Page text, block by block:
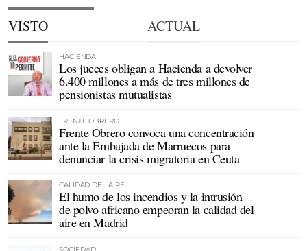
VISTO ACTUAL
HACIENDA
Los jueces obligan a Hacienda a devolver
6.400 millones a más de tres millones de
pensionistas mutualistas
FRENTE OBRERO
Frente Obrero convoca una concentración
ante la Embajada de Marruecos para
denunciar la crisis migratoria en Ceuta
CALIDAD DEL AIRE
El humo de los incendios y la intrusión
de polvo africano empeoran la calidad del
aire en Madrid